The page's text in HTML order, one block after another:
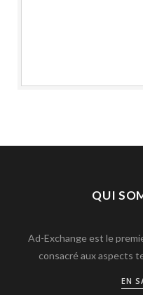
QUI
Ad-Exchange est le
consacré aux aspects
EN